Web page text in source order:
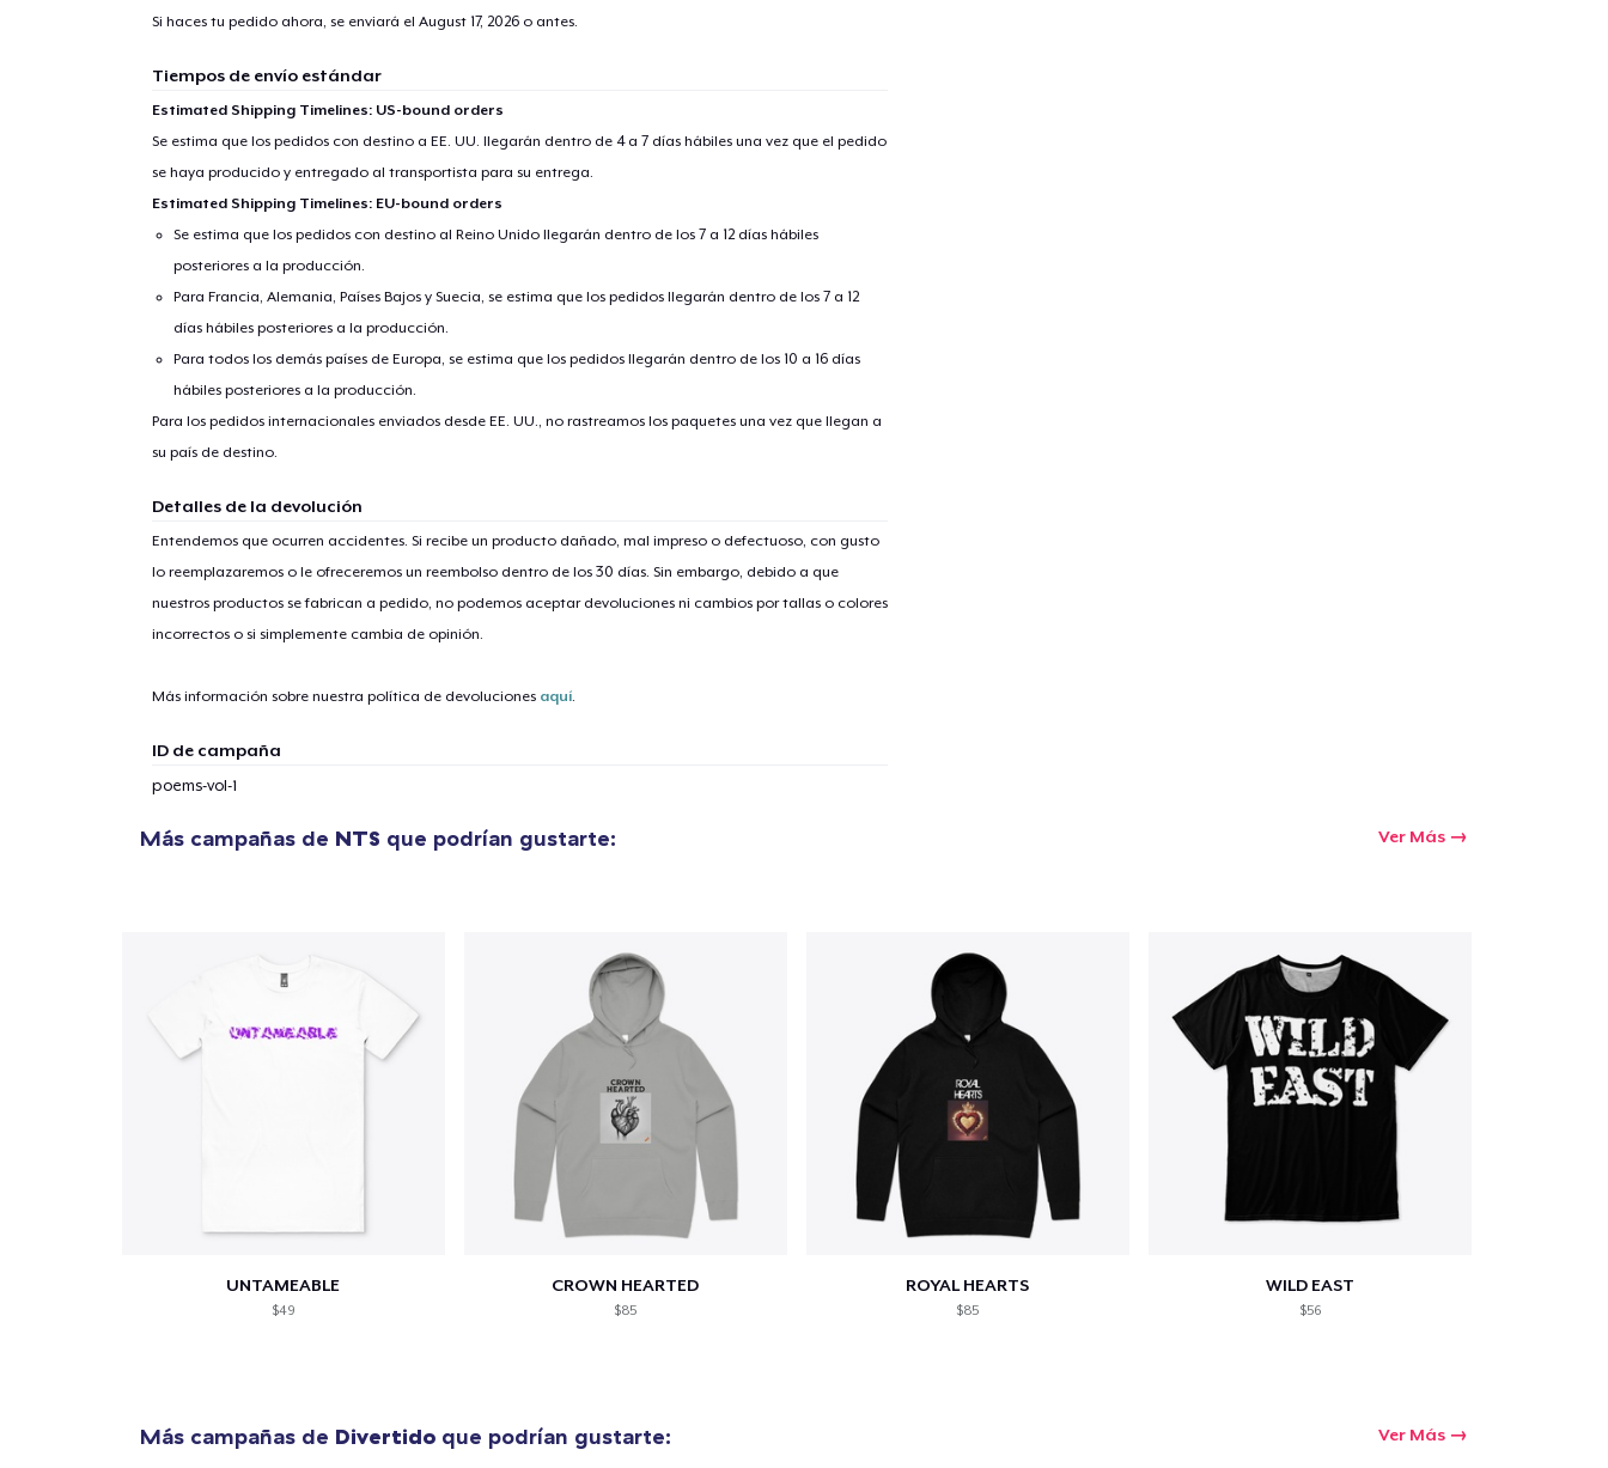
Si haces tu pedido ahora, se enviará el August 17, 2026o antes.
Tiempos de envío estándar
Estimated Shipping Timelines: US-bound orders
Se estima que los pedidos con destino a EE. UU. llegarán dentro de 4 a 7 días hábiles una vez que el pedido
se haya producido y entregado al transportista para su entrega.
Estimated Shipping Timelines: EU-bound orders
Se estima que los pedidos con destino al Reino Unido llegarán dentro de los 7 a 12 días hábiles
posteriores a la producción.
Para Francia, Alemania, Países Bajos y Suecia, se estima que los pedidos llegarán dentro de los 7 a 12
días hábiles posteriores a la producción.
Para todos los demás países de Europa, se estima que los pedidos llegarán dentro de los 10 a 16 días
hábiles posteriores a la producción.
Para los pedidos internacionales enviados desde EE. UU., no rastreamos los paquetes una vez que llegan a
su país de destino.
Detalles de la devolución
Entendemos que ocurren accidentes. Si recibe un producto dañado, mal impreso o defectuoso, con gusto
lo reemplazaremos o le ofreceremos un reembolso dentro de los 30 días. Sin embargo, debido a que
nuestros productos se fabrican a pedido, no podemos aceptar devoluciones ni cambios por tallas o colores
incorrectos o si simplemente cambia de opinión.
Más información sobre nuestra política de devoluciones aquí.
ID de campaña
poems-vol-1
Más campañas de NTS que podrían gustarte: Ver Más
UNTAMEABLE
$49
CROWN HEARTED
$85
ROYAL HEARTS
$85
WILD EAST
$56
Más campañas de Divertido que podrían gustarte: Ver Más